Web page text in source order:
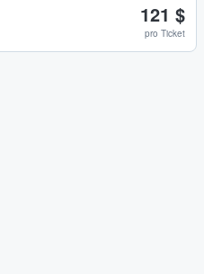
121 $
pro Ticket